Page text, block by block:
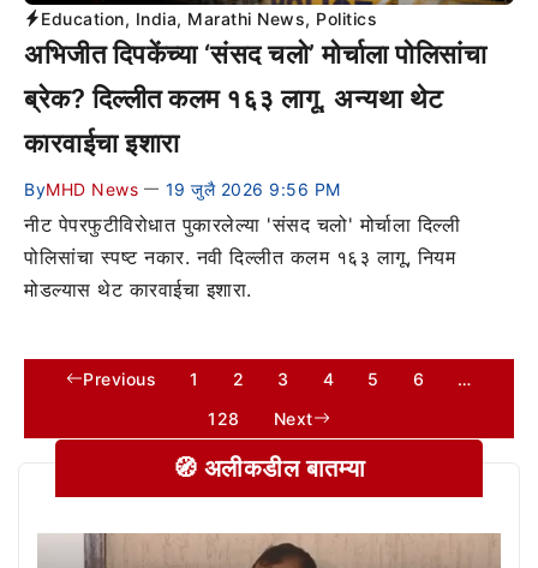
Education, India, Marathi News, Politics
अभिजीत दिपकेंच्या ‘संसद चलो’ मोर्चाला पोलिसांचा
ब्रेक? दिल्लीत कलम १६३ लागू, अन्यथा थेट
कारवाईचा इशारा
ByMHD News — 19 जुलै 2026 9:56 PM
नीट पेपरफुटीविरोधात पुकारलेल्या 'संसद चलो' मोर्चाला दिल्ली
पोलिसांचा स्पष्ट नकार. नवी दिल्लीत कलम १६३ लागू, नियम
मोडल्यास थेट कारवाईचा इशारा.
Previous 1 2 3 4 5 6
…
128
Next
🧭 अलीकडील बातम्या